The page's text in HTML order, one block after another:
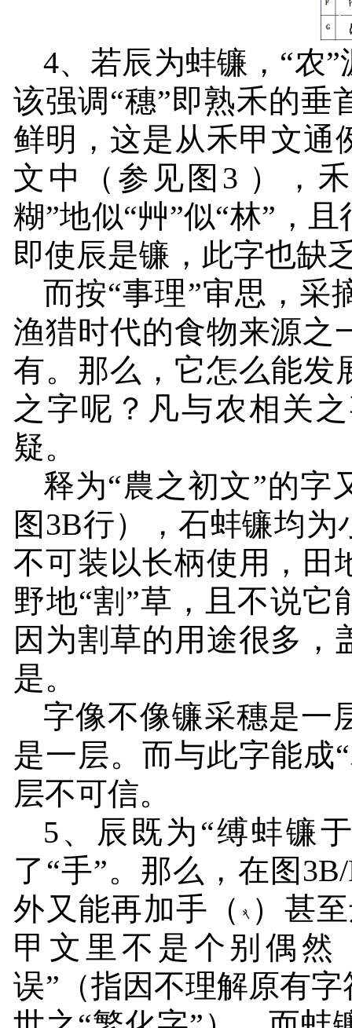
4、若辰为蚌镰，“农”
该强调“穗”即熟禾的垂
鲜明，这是从禾甲文通
文中（参见图 3 ），
糊”地似“艸”似“林”，且
即使辰是镰，此字也缺
而按“事理”审思，采
渔猎时代的食物来源之
有。那么，它怎么能发
之字呢？凡与农相关
疑。
释为“農之初文”的字
图 3B行），石蚌镰均为
不可装以长柄使用，田
野地“割”草，且不说它
因为割草的用途很多，
是。
字像不像镰采穗是一
是一层。而与此字能成
层不可信。
5 、辰既为“缚蚌镰
了“手”。那么，在图
外又能再加手（ ）甚
甲文里不是个别偶然
误”（指因不理解原有